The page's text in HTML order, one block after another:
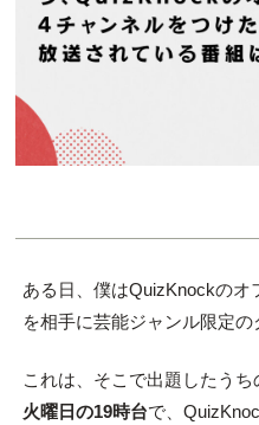
ある日、僕はQuizKnockのオ
を相手に芸能ジャンル限定の
これは、そこで出題したう
火曜日の19時台で、